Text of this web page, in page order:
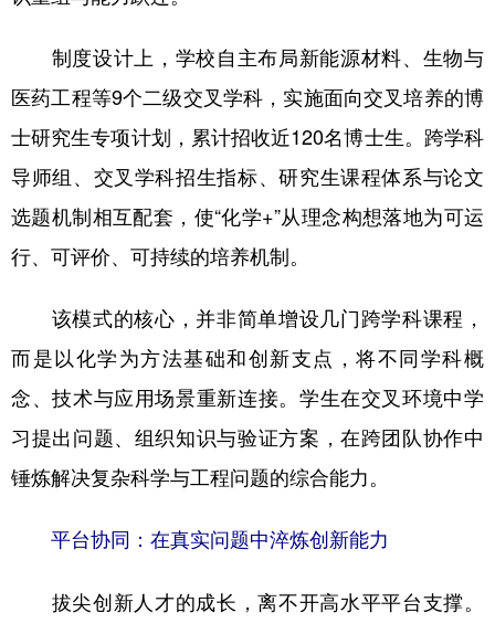
制度设计上，学校自主布局新能源材料、生物与
医药工程等9个二级交叉学科，实施面向交叉培养的博
士研究生专项计划，累计招收近120名博士生。跨学科
导师组、交叉学科招生指标、研究生课程体系与论文
选题机制相互配套，使“化学+”从理念构想落地为可运
行、可评价、可持续的培养机制。
该模式的核心，并非简单增设几门跨学科课程，
而是以化学为方法基础和创新支点，将不同学科概
念、技术与应用场景重新连接。学生在交叉环境中学
习提出问题、组织知识与验证方案，在跨团队协作中
锤炼解决复杂科学与工程问题的综合能力。
平台协同：在真实问题中淬炼创新能力
拔尖创新人才的成长，离不开高水平平台支撑。